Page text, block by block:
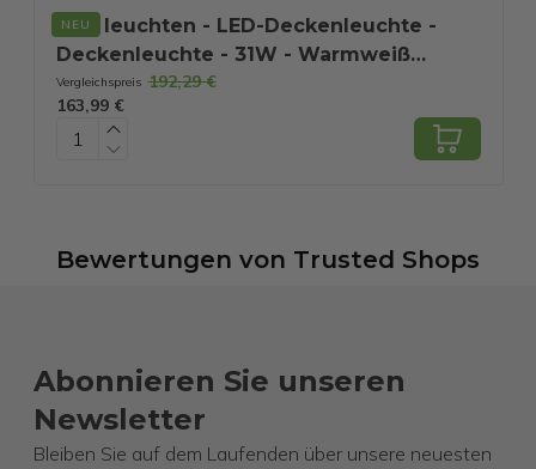
NEU
Trio leuchten - LED-Deckenleuchte -
Deckenleuchte - 31W - Warmweiß
3000K - Dimmbar - Rechteckig -
Schwarz - Aluminium
Vergleichspreis 192,29 €
163,99 €
Bewertungen von Trusted Shops
Abonnieren Sie unseren
Newsletter
Bleiben Sie auf dem Laufenden über unsere neuesten